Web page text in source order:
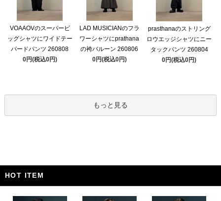
VOAAOVのスーパービ
ッグシャツにワイドテー
パードパンツ 260808
0円(税込0円)
LAD MUSICIANのフラ
ワーシャツにprathana
の袴バルーン 260806
0円(税込0円)
prasthanaのストリング
ロウエッジシャツにニー
タックパンツ 260804
0円(税込0円)
もっと見る
HOT ITEM